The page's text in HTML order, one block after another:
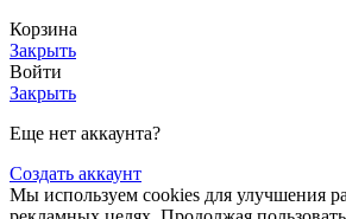
Корзина
Закрыть
Войти
Закрыть
Еще нет аккаунта?
Создать аккаунт
Мы используем cookies для улучшения